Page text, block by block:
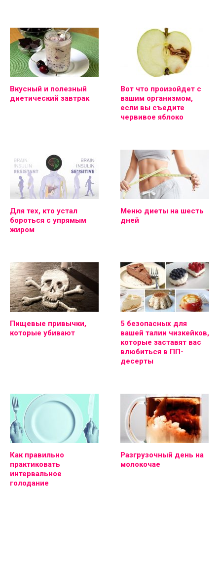
Вкусный и полезный
диетический завтрак
Вот что произойдет с
вашим организмом,
если вы съедите
червивое яблоко
Для тех, кто устал
бороться с упрямым
жиром
Меню диеты на шесть
дней
Пищевые привычки,
которые убивают
5 безопасных для
вашей талии чизкейков,
которые заставят вас
влюбиться в ПП-
десерты
Как правильно
практиковать
интервальное
голодание
Разгрузочный день на
молокочае